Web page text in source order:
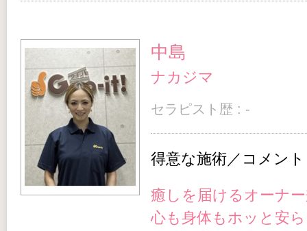
中島
ナカジマ
セラピスト歴 : -
得意な施術／コメント
癒しを届けるオーナ
心も身体もホッと安